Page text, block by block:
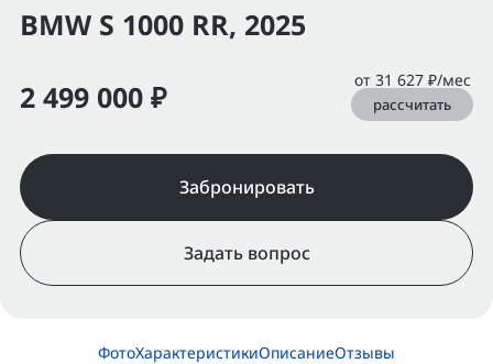
BMW S 1000 RR, 2025
2 499 000 ₽ от 31 627 ₽/мес
рассчитать
Забронировать
Задать вопрос
ФотоХарактеристикиОписаниеОтзывы